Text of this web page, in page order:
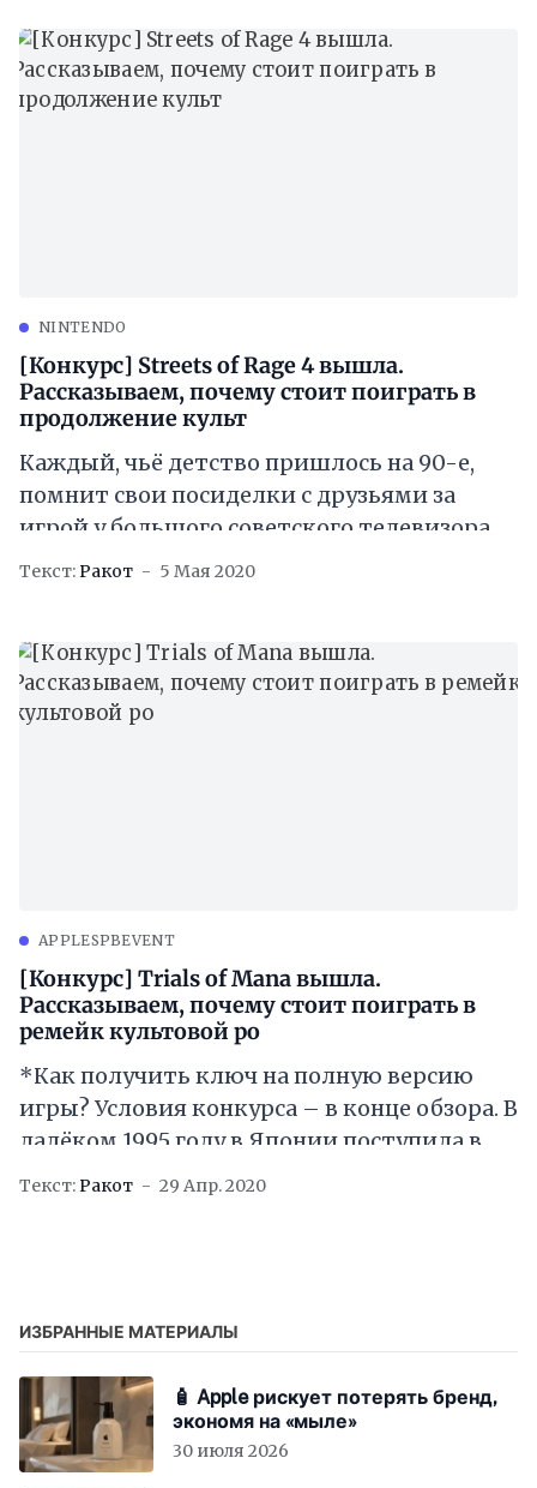
названием
NINTENDO
[Конкурс] Streets of Rage 4 вышла.
Рассказываем, почему стоит поиграть в
продолжение культ
Каждый, чьё детство пришлось на 90-е,
помнит свои посиделки с друзьями за
игрой у большого советского телевизора.
Подавляющее большинство ребятни
Текст:Ракот 5 Мая 2020
APPLESPBEVENT
[Конкурс] Trials of Mana вышла.
Рассказываем, почему стоит поиграть в
ремейк культовой ро
*Как получить ключ на полную версию
игры? Условия конкурса – в конце обзора. В
далёком 1995 году в Японии поступила в
продажу ролевая игра Seiken Densetsu
Текст: Ракот 29 Апр. 2020
ИЗБРАННЫЕ МАТЕРИАЛЫ
🧴 Apple рискует потерять бренд,
экономя на «мыле»
30 июля 2026